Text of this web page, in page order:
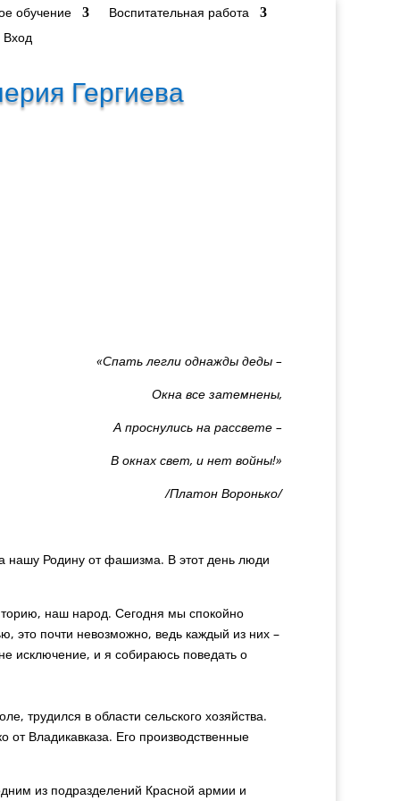
обучение
Воспитательная работа
Вход
Гергиева
«Спать легли однажды деды –
Окна все затемнены,
А проснулись на рассвете –
В окнах свет, и нет войны!»
/Платон Воронько/
Родину от фашизма. В этот день люди
наш народ. Сегодня мы спокойно
это почти невозможно, ведь каждый из них –
исключение, и я собираюсь поведать о
трудился в области сельского хозяйства.
Владикавказа. Его производственные
из подразделений Красной армии и